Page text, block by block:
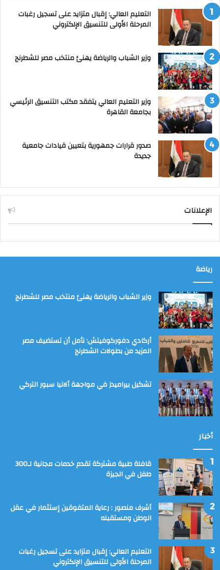
التعليم العالي: إقبال متزايد على تسجيل رغبات
المرحلة الأولى للتنسيق الإلكتروني
وزير الشباب والرياضة يهنئ منتخب مصر للشطرنج
وزير التعليم العالي يتفقد مكتب التنسيق الرئيسي
بجامعة القاهرة
صدور قرارات جمهورية بتعيين قيادات جامعية
جديدة
الإعلانات
رياضة
وزير الشباب والرياضة يهنئ منتخب مصر للشطرنج
أركادي دفوركوفيتش: نأمل أن تستضيف مصر
المزيد من بطولات الشطرنج
تشكيل بيراميدز في مواجهة ألانيا سبور التركي
أخبار
قافلة طبية مشتركة تقدم خدمات مجانية لـ300
طفل في الجيزة
أشرف منصور : رعاية المتفوقين إستثمار في عقل
الوطن ومستقبله
التعليم العالي: إقبال متزايد على تسجيل رغبات
المرحلة الأولى للتنسيق الإلكتروني